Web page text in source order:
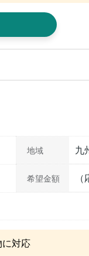
地域 九
希望金額
対応